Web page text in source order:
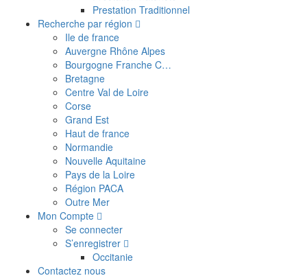
Prestation Traditionnel
Recherche par région
Ile de france
Auvergne Rhône Alpes
Bourgogne Franche C…
Bretagne
Centre Val de Loire
Corse
Grand Est
Haut de france
Normandie
Nouvelle Aquitaine
Pays de la Loire
Région PACA
Outre Mer
Mon Compte
Se connecter
S’enregistrer
Occitanie
Contactez nous